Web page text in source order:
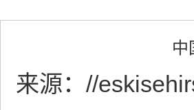
中
来源： //